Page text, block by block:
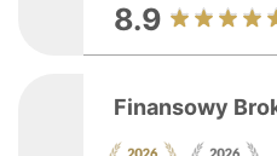
8.9
Finansowy